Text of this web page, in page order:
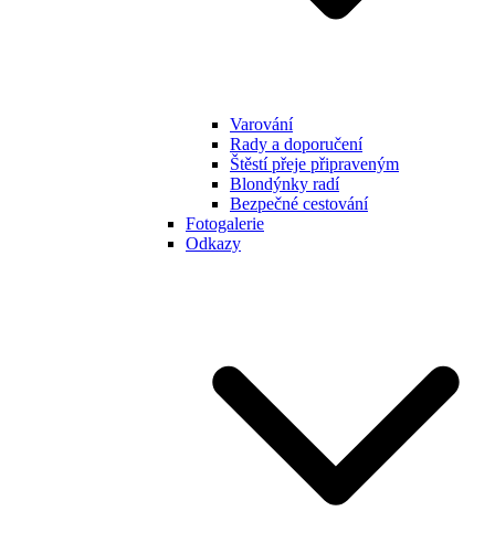
Varování
Rady a doporučení
Štěstí přeje připraveným
Blondýnky radí
Bezpečné cestování
Fotogalerie
Odkazy